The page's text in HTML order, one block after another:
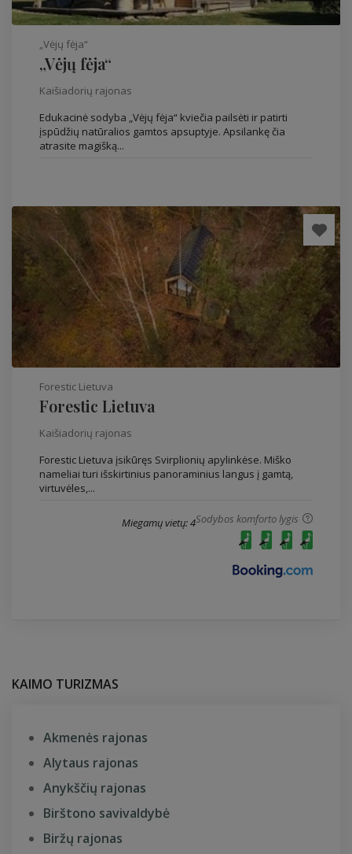
„Vėjų fėja“
„Vėjų fėja“
Kaišiadorių rajonas
Edukacinė sodyba „Vėjų fėja“ kviečia pailsėti ir patirti
įspūdžių natūralios gamtos apsuptyje. Apsilankę čia
atrasite magišką...
Forestic Lietuva
Forestic Lietuva
Kaišiadorių rajonas
Forestic Lietuva įsikūręs Svirplionių apylinkėse. Miško
nameliai turi išskirtinius panoraminius langus į gamtą,
virtuvėles,...
Sodybos komforto lygis
Miegamų vietų: 4
KAIMO TURIZMAS
Akmenės rajonas
Alytaus rajonas
Anykščių rajonas
Birštono savivaldybė
Biržų rajonas